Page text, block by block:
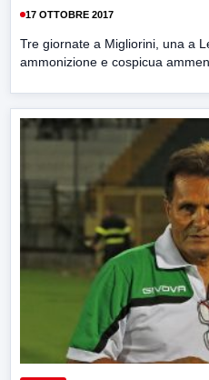
17 OTTOBRE 2017
Tre giornate a Migliorini, una a
ammonizione e cospicua